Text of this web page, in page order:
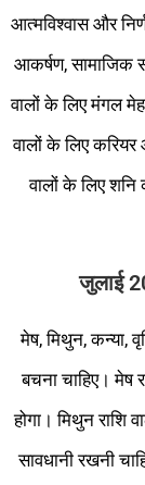
आत्मविश्वास और
आकर्षण, सामाजिक
वालों के लिए मंगल
वालों के लिए
वालों के लिए
जुलाई
मेष, मिथुन, कन्या,
बचना चाहिए। मेष
होगा। मिथुन
सावधानी रखनी